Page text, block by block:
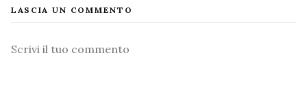
LASCIA UN COMMENTO
Commento